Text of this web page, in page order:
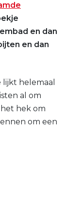
en dan
en dan
helemaal
al om
hek om
om een